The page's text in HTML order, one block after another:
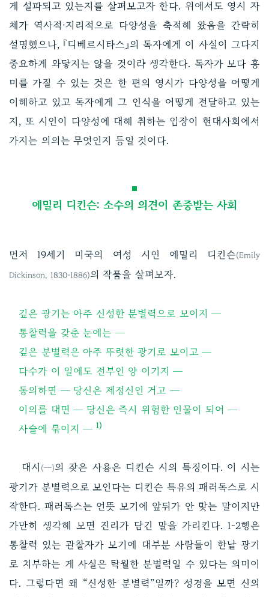
게 설파되고 있는지를 살펴보고자 한다. 위에서도 영시 자
체가 역사적·지리적으로 다양성을 축적해 왔음을 간략히
설명했으나, 『디베르시타스』의 독자에게 이 사실이 그다지
중요하게 와닿지는 않을 것이라 생각한다. 독자가 보다 흥
미를 가질 수 있는 것은 한 편의 영시가 다양성을 어떻게
이해하고 있고 독자에게 그 인식을 어떻게 전달하고 있는
지, 또 시인이 다양성에 대해 취하는 입장이 현대사회에서
가지는 의의는 무엇인지 등일 것이다.
에밀리 디킨슨: 소수의 의견이 존중받는 사회
먼저 19세기 미국의 여성 시인 에밀리 디킨슨(Emily
Dickinson, 1830-1886)의 작품을 살펴보자.
깊은 광기는 아주 신성한 분별력으로 보이지 ─
통찰력을 갖춘 눈에는 ─
깊은 분별력은 아주 뚜렷한 광기로 보이고 ─
다수가 이 일에도 전부인 양 이기지 ─
동의하면 ─ 당신은 제정신인 거고 ─
이의를 대면 ─ 당신은 즉시 위험한 인물이 되어 ─
사슬에 묶이지 ─ 1)
대시 (─)의 잦은 사용은 디킨슨 시의 특징이다. 이 시는
광기가 분별력으로 보인다는 디킨슨 특유의 패러독스로 시
작한다. 패러독스는 언뜻 보기에 앞뒤가 안 맞는 말이지만
가만히 생각해 보면 진리가 담긴 말을 가리킨다. 1-2행은
통찰력 있는 관찰자가 보기에 대부분 사람들이 한낱 광기
로 치부하는 게 사실은 탁월한 분별력일 수 있다는 의미이
다. 그렇다면 왜 “신성한 분별력”일까? 성경을 보면 신의